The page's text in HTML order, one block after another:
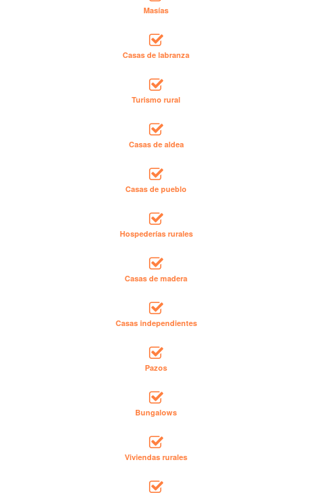
Masías
Casas de labranza
Turismo rural
Casas de aldea
Casas de pueblo
Hospederías rurales
Casas de madera
Casas independientes
Pazos
Bungalows
Viviendas rurales